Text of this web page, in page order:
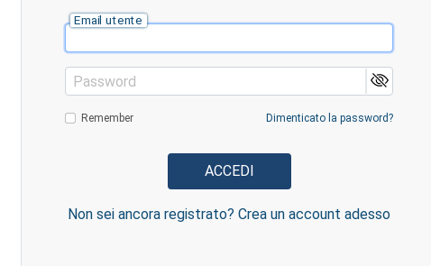
Email utente
Password
Remember Dimenticato la password?
Non sei ancora registrato? Crea un account adesso